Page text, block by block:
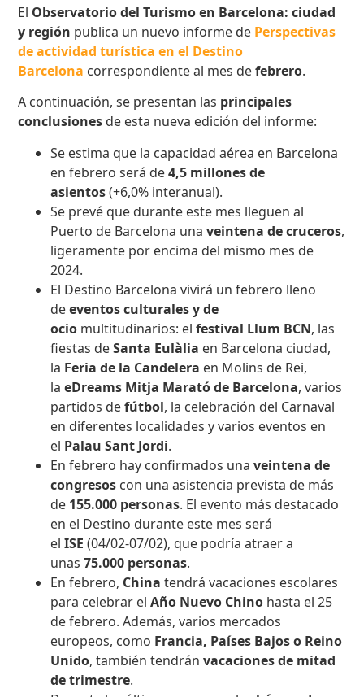
El Observatorio del Turismo en Barcelona: ciudad
y región publica un nuevo informe de Perspectivas
de actividad turística en el Destino
Barcelona correspondiente al mes defebrero.
A continuación, se presentan las principales
conclusiones de esta nueva edición del informe:
Se estima que la capacidad aérea en Barcelona
en febrero será de4,5 millones de
asientos(+6,0% interanual).
Se prevé que durante este mes lleguen al
Puerto de Barcelona unaveintena de cruceros,
ligeramente por encima del mismo mes de
2024.
El Destino Barcelona vivirá un febrero lleno
deeventos culturales y de
ocio multitudinarios: elfestival Llum BCN, las
fiestas deSanta Eulàlia en Barcelona ciudad,
la Feria de la Candelera en Molins de Rei,
laeDreams Mitja Marató de Barcelona, varios
partidos defútbol, la celebración del Carnaval
en diferentes localidades y varios eventos en
el Palau Sant Jordi.
En febrero hay confirmados una veintena de
congresos con una asistencia prevista de más
de 155.000 personas. El evento más destacado
en el Destino durante este mes será
elISE (04/02-07/02), que podría atraer a
unas75.000 personas.
En febrero, Chinatendrá vacaciones escolares
para celebrar elAño Nuevo Chino hasta el 25
de febrero. Además, varios mercados
europeos, como Francia, Países Bajos o Reino
Unido, también tendránvacaciones de mitad
de trimestre.